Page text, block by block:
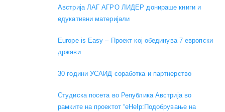
Австрија ЛАГ АГРО ЛИДЕР донираше книги и
едукативни материјали
Europe is Easy – Проект кој обединува 7 европски
држави
30 години УСАИД соработка и партнерство
Студиска посета во Република Австрија во
рамките на проектот “eHelp:Подобрување на